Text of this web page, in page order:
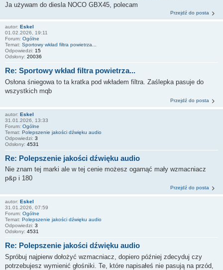
Ja używam do diesla NOCO GBX45, polecam
Przejdź do posta
autor: Eskel
01.02.2026, 19:11
Forum: Ogólne
Temat: Sportowy wkład filtra powietrza...
Odpowiedzi: 15
Odsłony: 20036
Re: Sportowy wkład filtra powietrza...
Osłona śniegowa to ta kratka pod wkładem filtra. Zaślepka pasuje do
wszystkich mqb
Przejdź do posta
autor: Eskel
31.01.2026, 13:33
Forum: Ogólne
Temat: Polepszenie jakości dźwięku audio
Odpowiedzi: 3
Odsłony: 4531
Re: Polepszenie jakości dźwięku audio
Nie znam tej marki ale w tej cenie możesz ogarnąć mały wzmacniacz
p&p i 180
Przejdź do posta
autor: Eskel
31.01.2026, 07:59
Forum: Ogólne
Temat: Polepszenie jakości dźwięku audio
Odpowiedzi: 3
Odsłony: 4531
Re: Polepszenie jakości dźwięku audio
Spróbuj najpierw dołożyć wzmacniacz, dopiero później zdecyduj czy
potrzebujesz wymienić głośniki. Te, które napisałeś nie pasują na przód,